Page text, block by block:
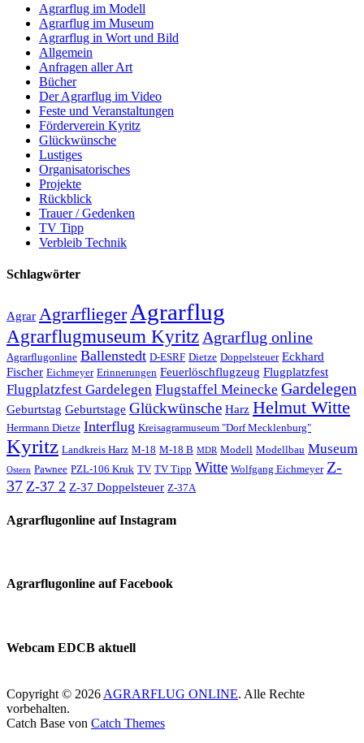
Agrarflug im Modell
Agrarflug im Museum
Agrarflug in Wort und Bild
Allgemein
Anfragen aller Art
Bücher
Der Agrarflug im Video
Feste und Veranstaltungen
Förderverein Kyritz
Glückwünsche
Lustiges
Organisatorisches
Projekte
Rückblick
Trauer / Gedenken
TV Tipp
Verbleib Technik
Schlagwörter
Agrar Agrarflieger Agrarflug
Agrarflugmuseum Kyritz Agrarflug online
Agrarflugonline Ballenstedt D-ESRF Dietze Doppelsteuer Eckhard
Fischer Eichmeyer Erinnerungen Feuerlöschflugzeug Flugplatzfest
Flugplatzfest Gardelegen Flugstaffel Meinecke Gardelegen
Geburtstag Geburtstage Glückwünsche Harz Helmut Witte
Herrmann Dietze Interflug Kreisagrarmuseum "Dorf Mecklenburg"
Kyritz Landkreis Harz M-18 M-18 B MDR Modell Modellbau Museum
Ostern Pawnee PZL-106 Kruk TV TV Tipp Witte Wolfgang Eichmeyer Z-
37 Z-37 2 Z-37 Doppelsteuer Z-37A
Agrarflugonline auf Instagram
Agrarflugonline auf Facebook
Webcam EDCB aktuell
Copyright © 2026 AGRARFLUG ONLINE. Alle Rechte
vorbehalten.
Catch Base von Catch Themes